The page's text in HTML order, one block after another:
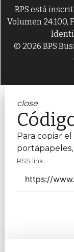
BPS está
Volumen 24.100,
© 2026 BPS
close
Para copiar el
RSS link